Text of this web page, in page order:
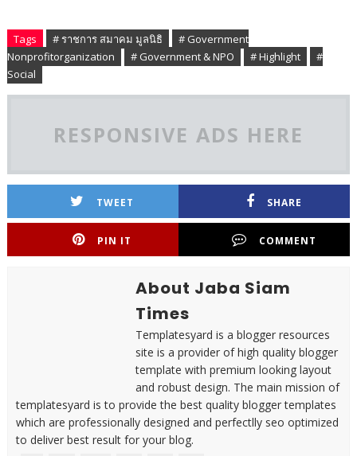
Tags # ราชการ สมาคม มูลนิธิ
# Government
Nonprofitorganization
# Government & NPO # Highlight
#
Social
RESPONSIVE ADS HERE
TWEET SHARE
PIN IT COMMENT
About Jaba Siam
Times
Templatesyard is a blogger resources
site is a provider of high quality blogger
template with premium looking layout
and robust design. The main mission of
templatesyard is to provide the best quality blogger templates
which are professionally designed and perfectlly seo optimized
to deliver best result for your blog.